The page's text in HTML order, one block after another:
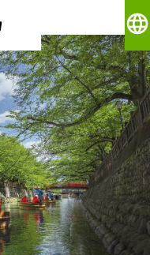
language